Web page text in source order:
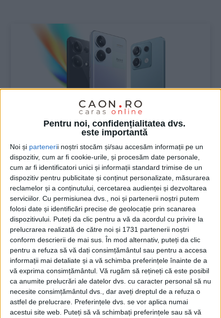
Pentru noi, confidențialitatea dvs.
este importantă
Noi și partenerii noștri stocăm și/sau accesăm informații pe un
dispozitiv, cum ar fi cookie-urile, și procesăm date personale,
cum ar fi identificatori unici și informații standard trimise de un
dispozitiv pentru publicitate și conținut personalizate, măsurarea
reclamelor și a conținutului, cercetarea audienței și dezvoltarea
serviciilor. Cu permisiunea dvs., noi și partenerii noștri putem
folosi date și identificări precise de geolocație prin scanarea
dispozitivului. Puteți da clic pentru a vă da acordul cu privire la
prelucrarea realizată de către noi și 1731 partenerii noștri
conform descrierii de mai sus. În mod alternativ, puteți da clic
pentru a refuza să vă dați consimțământul sau pentru a accesa
informații mai detaliate și a vă schimba preferințele înainte de a
vă exprima consimțământul. Vă rugăm să rețineți că este posibil
ca anumite prelucrări ale datelor dvs. cu caracter personal să nu
necesite consimțământul dvs., dar aveți dreptul de a refuza o
astfel de prelucrare. Preferințele dvs. se vor aplica numai
acestui site web. Puteți să vă schimbați preferințele sau să vă
UNCATEGORIZED
Smartphone-uri de top, caracteristici
inovatoare, design elegant și prețuri
corecte, cu noua serie Redmi Note 13
15 FEBRUARIE 2024, 02:38 PM 4 MINUTE DE CITIRE
ADVERTORIAL. Într-o lume centrată pe experiență, în
care fiecare moment contează, o nouă serie de
smartphone-uri redefinește experiența mobilă și pune
în prim-plan inovația și tehnologia de ultimă oră: Redmi
Note 13.